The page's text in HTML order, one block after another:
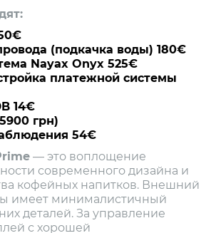
(подкачка воды) 180€
Nayax Onyx 525€
платежной системы
14€
грн)
54€
— это воплощение
современного дизайна и
кофейных напитков. Внешний
имеет минималистичный
деталей. За управление
с хорошей